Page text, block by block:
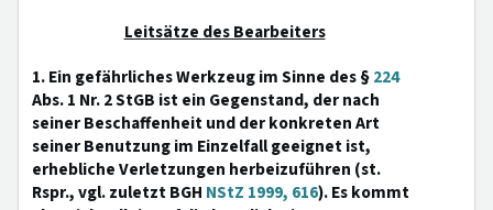
Leitsätze des Bearbeiters
1. Ein gefährliches Werkzeug im Sinne des §224
Abs. 1 Nr. 2 StGB ist ein Gegenstand, der nach
seiner Beschaffenheit und der konkreten Art
seiner Benutzung im Einzelfall geeignet ist,
erhebliche Verletzungen herbeizuführen (st.
Rspr., vgl. zuletzt BGH NStZ 1999, 616). Es kommt